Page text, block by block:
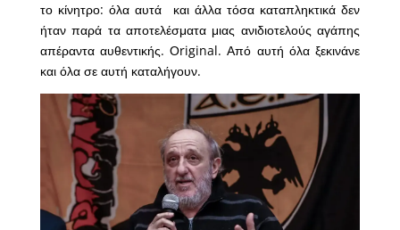
το κίνητρο: όλα αυτά και άλλα τόσα καταπληκτικά δεν
ήταν παρά τα αποτελέσματα μιας ανιδιοτελούς αγάπης
απέραντα αυθεντικής. Οriginal. Από αυτή όλα ξεκινάνε
και όλα σε αυτή καταλήγουν.